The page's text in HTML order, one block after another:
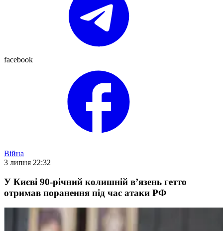
facebook
Війна
3 липня 22:32
У Києві 90-річний колишній вʼязень гетто
отримав поранення під час атаки РФ